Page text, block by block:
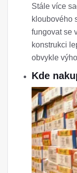
Stále více
kloubového
fungovat se
konstrukci
obvykle
Kde